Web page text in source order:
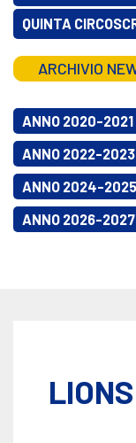
QUINTA
ARCHIVIO
ANNO 2020-2021
ANNO 2022-2023
ANNO 2024-2025
ANNO 2026-2027